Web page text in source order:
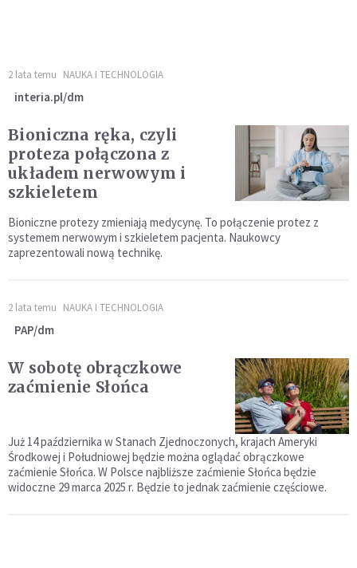
2 lata temu NAUKA I TECHNOLOGIA
interia.pl/dm
Bioniczna ręka, czyli
proteza połączona z
układem nerwowym i
szkieletem
Bioniczne protezy zmieniają medycynę. To połączenie protez z
systemem nerwowym i szkieletem pacjenta. Naukowcy
zaprezentowali nową technikę.
2 lata temu NAUKA I TECHNOLOGIA
PAP/dm
W sobotę obrączkowe
zaćmienie Słońca
Już 14 października w Stanach Zjednoczonych, krajach Ameryki
Środkowej i Południowej będzie można oglądać obrączkowe
zaćmienie Słońca. W Polsce najbliższe zaćmienie Słońca będzie
widoczne 29 marca 2025 r. Będzie to jednak zaćmienie częściowe.